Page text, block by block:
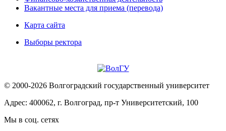
Вакантные места для приема (перевода)
Карта сайта
Выборы ректора
© 2000-2026 Волгоградский государственный университет
Адрес: 400062, г. Волгоград, пр-т Университетский, 100
Мы в соц. сетях